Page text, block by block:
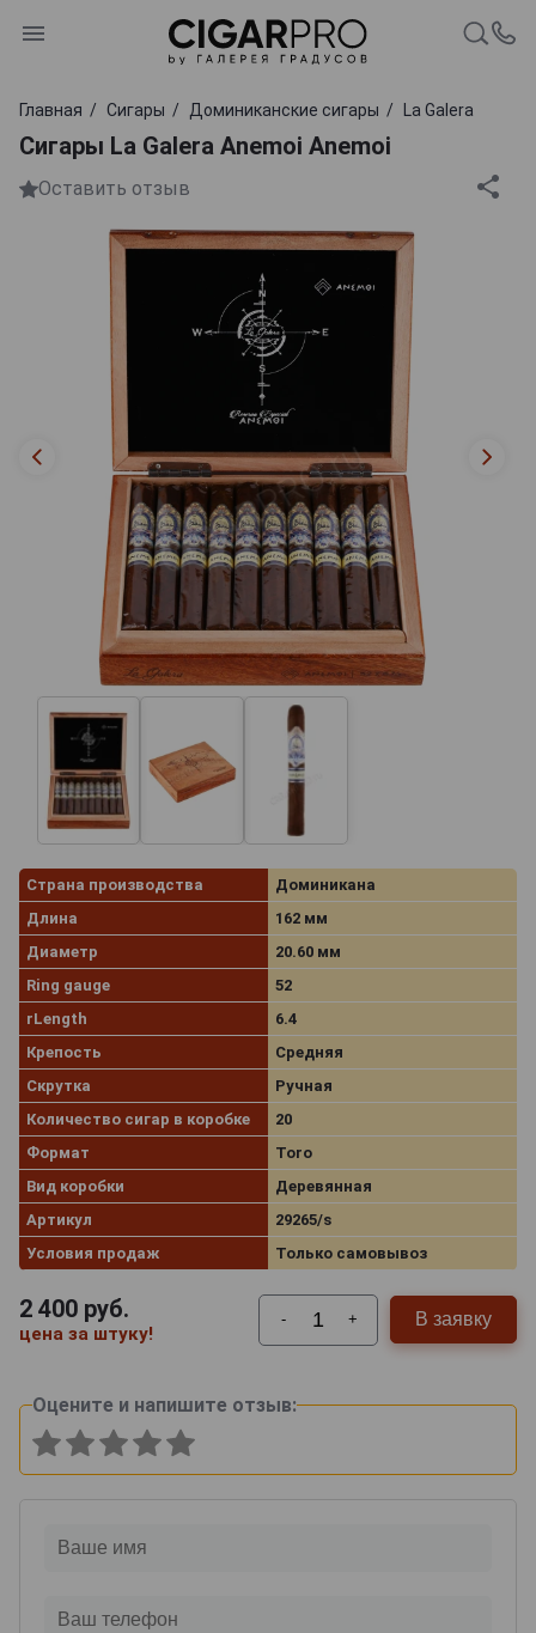
Главная Сигары Доминиканские сигары La Galera
Сигары La Galera Anemoi Anemoi
Оставить отзыв
Страна производства
Доминикана
Длина
162 мм
Диаметр
20.60 мм
Ring gauge
52
rLength
6.4
Крепость
Средняя
Скрутка
Ручная
Количество сигар в коробке
20
Формат
Toro
Вид коробки
Деревянная
Артикул
29265/s
Условия продаж
Только самовывоз
2 400 руб.
цена за штуку!
- + В заявку
Оцените и напишите отзыв: